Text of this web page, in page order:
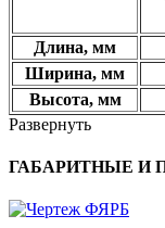
Длина, мм
Ширина, мм
Высота, мм
Развернуть
ГАБАРИТНЫЕ И